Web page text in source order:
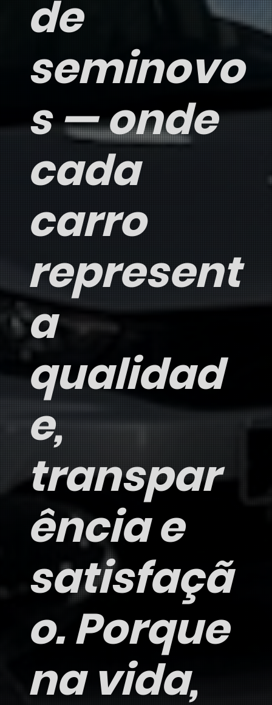
de
seminovo
s — onde
cada
carro
represent
a
qualidad
e,
transpar
ência e
satisfaçã
o. Porque
na vida,